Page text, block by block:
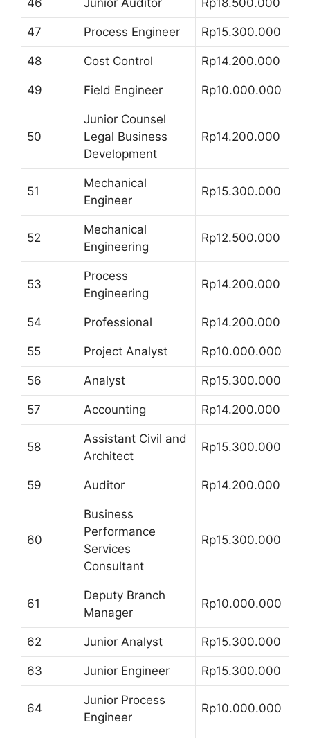
47 Process Engineer Rp15.300.000
48 Cost Control Rp14.200.000
49 Field Engineer Rp10.000.000
50
Junior Counsel
Legal Business
Development
Rp14.200.000
51
Mechanical
Engineer
Rp15.300.000
52
Mechanical
Engineering
Rp12.500.000
53
Process
Engineering
Rp14.200.000
54 Professional Rp14.200.000
55 Project Analyst Rp10.000.000
56 Analyst Rp15.300.000
57 Accounting Rp14.200.000
58
Assistant Civil and
Architect
Rp15.300.000
59 Auditor Rp14.200.000
60
Business
Performance
Services
Consultant
Rp15.300.000
61
Deputy Branch
Manager
Rp10.000.000
62 Junior Analyst Rp15.300.000
63 Junior Engineer Rp15.300.000
64
Junior Process
Engineer
Rp10.000.000